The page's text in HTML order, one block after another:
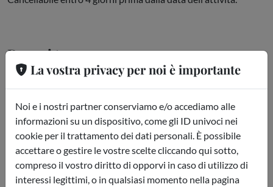
Dove si trova
45 Avenue de la Bourdonnais, 75007 Parigi
La vostra privacy per noi è importante
Noi e i nostri partner conserviamo e/o accediamo alle
informazioni su un dispositivo, come gli ID univoci nei
cookie per il trattamento dei dati personali. È possibile
accettare o gestire le vostre scelte cliccando qui sotto,
compreso il vostro diritto di opporvi in caso di utilizzo di
interessi legittimi, o in qualsiasi momento nella pagina